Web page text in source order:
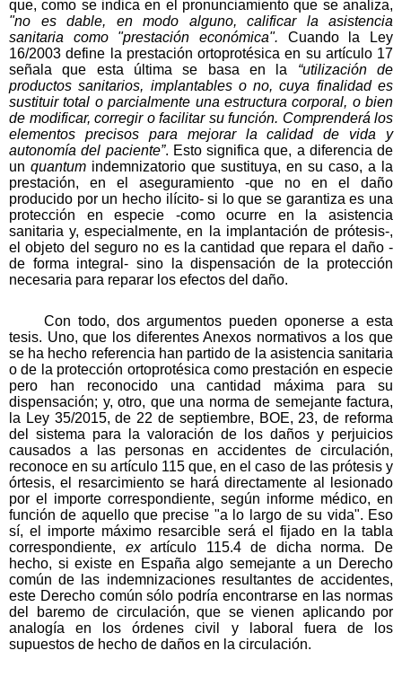
que, como se indica en el pronunciamiento que se analiza,
"no es dable, en modo alguno, calificar la asistencia
sanitaria como "prestación económica". Cuando la Ley
16/2003 define la prestación ortoprotésica en su artículo 17
señala que esta última se basa en la “utilización de
productos sanitarios, implantables o no, cuya finalidad es
sustituir total o parcialmente una estructura corporal, o bien
de modificar, corregir o facilitar su función. Comprenderá los
elementos precisos para mejorar la calidad de vida y
autonomía del paciente”. Esto significa que, a diferencia de
un quantum indemnizatorio que sustituya, en su caso, a la
prestación, en el aseguramiento -que no en el daño
producido por un hecho ilícito- si lo que se garantiza es una
protección en especie -como ocurre en la asistencia
sanitaria y, especialmente, en la implantación de prótesis-,
el objeto del seguro no es la cantidad que repara el daño -
de forma integral- sino la dispensación de la protección
necesaria para reparar los efectos del daño.
Con todo, dos argumentos pueden oponerse a esta
tesis. Uno, que los diferentes Anexos normativos a los que
se ha hecho referencia han partido de la asistencia sanitaria
o de la protección ortoprotésica como prestación en especie
pero han reconocido una cantidad máxima para su
dispensación; y, otro, que una norma de semejante factura,
la Ley 35/2015, de 22 de septiembre, BOE, 23, de reforma
del sistema para la valoración de los daños y perjuicios
causados a las personas en accidentes de circulación,
reconoce en su artículo 115 que, en el caso de las prótesis y
órtesis, el resarcimiento se hará directamente al lesionado
por el importe correspondiente, según informe médico, en
función de aquello que precise "a lo largo de su vida". Eso
sí, el importe máximo resarcible será el fijado en la tabla
correspondiente, exartículo 115.4 de dicha norma. De
hecho, si existe en España algo semejante a un Derecho
común de las indemnizaciones resultantes de accidentes,
este Derecho común sólo podría encontrarse en las normas
del baremo de circulación, que se vienen aplicando por
analogía en los órdenes civil y laboral fuera de los
supuestos de hecho de daños en la circulación.